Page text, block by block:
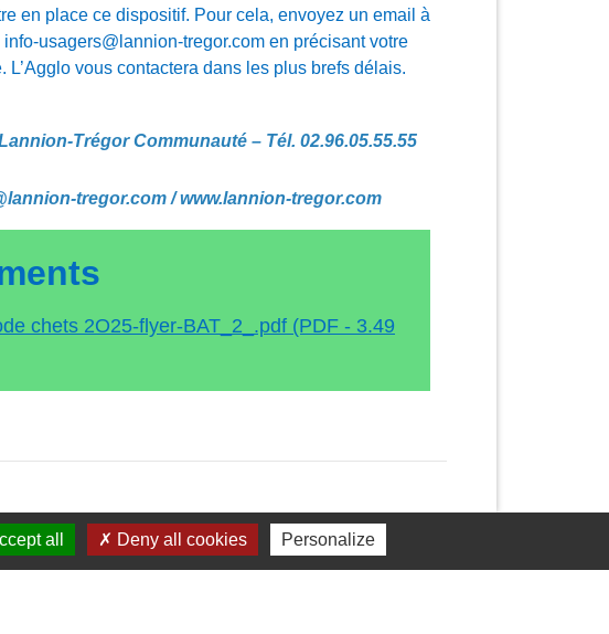
en place ce dispositif. Pour cela, envoyez un email à
info-usagers@lannion-tregor.com en précisant votre
L’Agglo vous contactera dans les plus brefs délais.
Trégor Communauté – Tél. 02.96.05.55.55
tregor.com / www.lannion-tregor.com
chets 2O25-flyer-BAT_2_.pdf (PDF - 3.49
all Deny all cookies Personalize